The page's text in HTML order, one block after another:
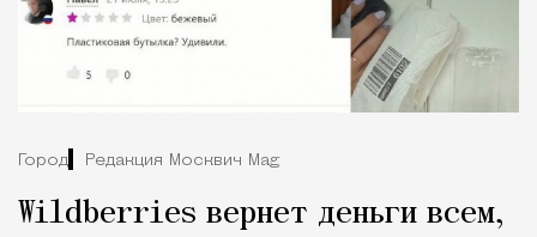
Город Редакция Москвич Mag
Wildberries вернет деньги всем,